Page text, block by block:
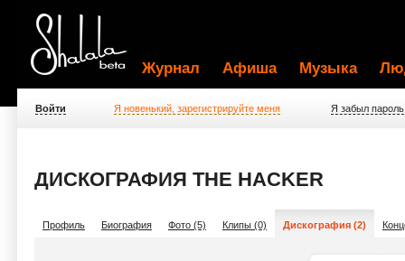
Журнал Афиша Музыка
Войти Я новенький, зарегистрируйте меня Я забыл пароль
ДИСКОГРАФИЯ THE HACKER
Профиль Биография Фото (5) Клипы (0) Дискография (2)